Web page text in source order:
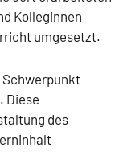
Kolleginnen
umgesetzt.
Schwerpunkt
Diese
des